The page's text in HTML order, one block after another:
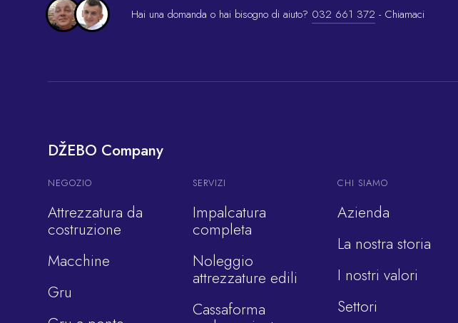
Hai una domanda o hai bisogno di aiuto? 032 661 372 - Chiamaci
DŽEBO Company
NEGOZIO
Attrezzatura da
costruzione
Macchine
Gru
SERVIZI
Impalcatura
completa
Noleggio
attrezzature edili
Cassaforma
CHI SIAMO
Azienda
La nostra storia
I nostri valori
Settori